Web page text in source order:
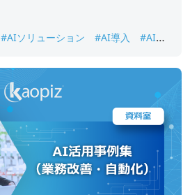
#AIソリューション #AI導入
#AI画